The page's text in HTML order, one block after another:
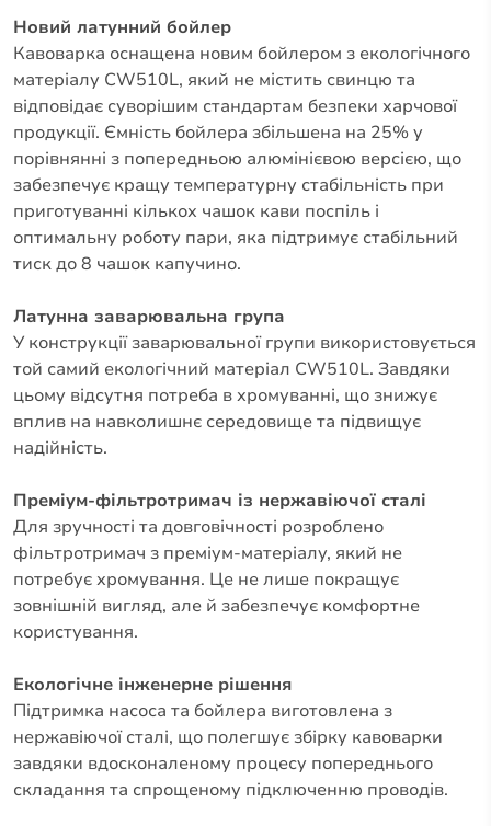
Новий латунний бойлер
Кавоварка оснащена новим бойлером з екологічного
матеріалу CW510L, який не містить свинцю та
відповідає суворішим стандартам безпеки харчової
продукції. Ємність бойлера збільшена на 25% у
порівнянні з попередньою алюмінієвою версією, що
забезпечує кращу температурну стабільність при
приготуванні кількох чашок кави поспіль і
оптимальну роботу пари, яка підтримує стабільний
тиск до 8 чашок капучино.
Латунна заварювальна група
У конструкції заварювальної групи використовується
той самий екологічний матеріал CW510L. Завдяки
цьому відсутня потреба в хромуванні, що знижує
вплив на навколишнє середовище та підвищує
надійність.
Преміум-фільтротримач із нержавіючої сталі
Для зручності та довговічності розроблено
фільтротримач з преміум-матеріалу, який не
потребує хромування. Це не лише покращує
зовнішній вигляд, але й забезпечує комфортне
користування.
Екологічне інженерне рішення
Підтримка насоса та бойлера виготовлена з
нержавіючої сталі, що полегшує збірку кавоварки
завдяки вдосконаленому процесу попереднього
складання та спрощеному підключенню проводів.